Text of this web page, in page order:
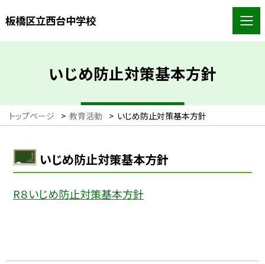
板橋区立西台中学校
いじめ防止対策基本方針
トップページ > 教育活動 > いじめ防止対策基本方針
いじめ防止対策基本方針
R８いじめ防止対策基本方針